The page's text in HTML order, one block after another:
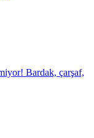
Bardak, çarşaf,